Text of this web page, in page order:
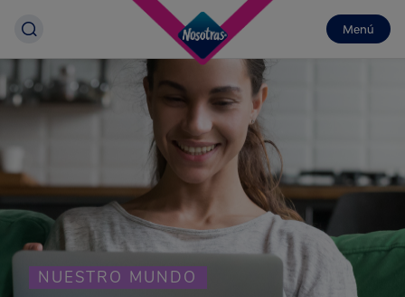
Menú
NUESTRO MUNDO